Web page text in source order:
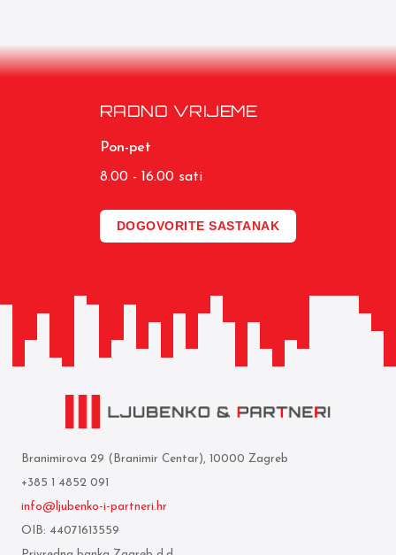
RADNO VRIJEME
Pon-pet
8.00 - 16.00 sati
DOGOVORITE SASTANAK
Branimirova 29 (Branimir Centar), 10000 Zagreb
+385 1 4852 091
info@ljubenko-i-partneri.hr
OIB: 44071613559